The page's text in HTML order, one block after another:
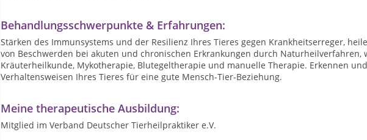
Behandlungsschwerpunkte & Erfahrungen:
Stärken des Immunsystems und der Resilienz Ihres Tieres gegen Krankheitserreger,
von Beschwerden bei akuten und chronischen Erkrankungen durch Naturheilverfahren,
Kräuterheilkunde, Mykotherapie, Blutegeltherapie und manuelle Therapie. Erkennen
Verhaltensweisen Ihres Tieres für eine gute Mensch-Tier-Beziehung.
Meine therapeutische Ausbildung:
Mitglied im Verband Deutscher Tierheilpraktiker e.V.